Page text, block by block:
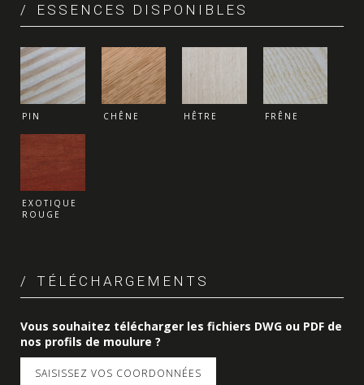
ESSENCES DISPONIBLES
PIN CHÊNE HÊTRE FRÊNE
EXOTIQUE
ROUGE
TÉLÉCHARGEMENTS
Vous souhaitez télécharger les fichiers DWG ou PDF de
nos profils de moulure ?
SAISISSEZ VOS COORDONNÉES